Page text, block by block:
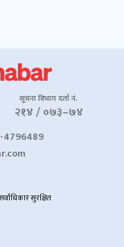
सूचना विभाग दर्ता नं.
२१४ / ०७३–७४
4796489
सुरक्षित